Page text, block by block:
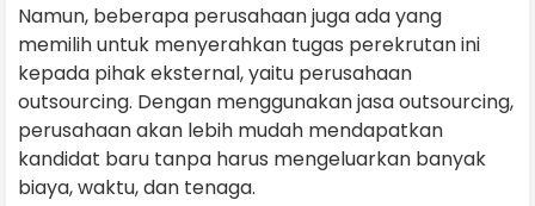
Namun, beberapa perusahaan juga ada yang
memilih untuk menyerahkan tugas perekrutan ini
kepada pihak eksternal, yaitu perusahaan
outsourcing. Dengan menggunakan jasa outsourcing,
perusahaan akan lebih mudah mendapatkan
kandidat baru tanpa harus mengeluarkan banyak
biaya, waktu, dan tenaga.